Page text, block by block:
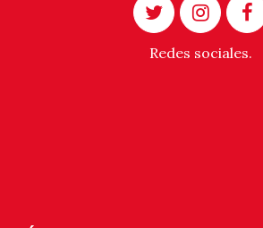
Redes sociales.